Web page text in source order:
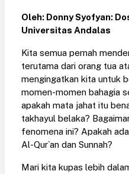
Oleh: Donny Syofyan:
Universitas Andalas
Kita semua pernah
terutama dari orang tua
mengingatkan kita untuk
momen-momen bahagia
apakah mata jahat itu
takhayul belaka?
fenomena ini? Apakah
Al-Qur`an dan Sunnah?
Mari kita kupas lebih